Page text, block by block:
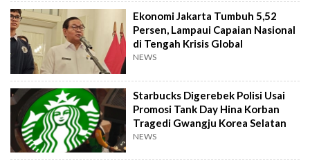
Ekonomi Jakarta Tumbuh 5,52
Persen, Lampaui Capaian Nasional
di Tengah Krisis Global
NEWS
Starbucks Digerebek Polisi Usai
Promosi Tank Day Hina Korban
Tragedi Gwangju Korea Selatan
NEWS